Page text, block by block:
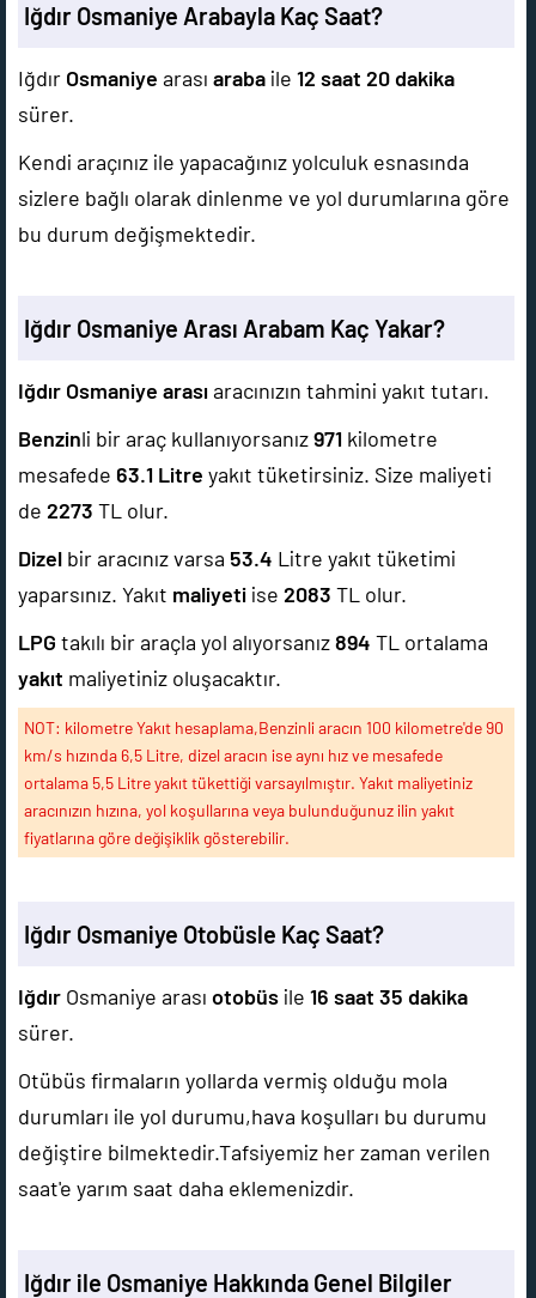
Iğdır Osmaniye Arabayla Kaç Saat?
Iğdır Osmaniye arası araba ile 12 saat 20 dakika
sürer.
Kendi araçınız ile yapacağınız yolculuk esnasında
sizlere bağlı olarak dinlenme ve yol durumlarına göre
bu durum değişmektedir.
Iğdır Osmaniye Arası Arabam Kaç Yakar?
Iğdır Osmaniye arasıaracınızın tahmini yakıt tutarı.
Benzinli bir araç kullanıyorsanız971 kilometre
mesafede 63.1 Litre yakıt tüketirsiniz. Size maliyeti
de 2273 TL olur.
Dizel bir aracınız varsa 53.4 Litre yakıt tüketimi
yaparsınız. Yakıt maliyeti ise 2083 TL olur.
LPG takılı bir araçla yol alıyorsanız894 TL ortalama
yakıt maliyetiniz oluşacaktır.
NOT: kilometre Yakıt hesaplama,Benzinli aracın 100 kilometre'de 90
km/s hızında 6,5 Litre, dizel aracın ise aynı hız ve mesafede
ortalama 5,5 Litre yakıt tükettiği varsayılmıştır. Yakıt maliyetiniz
aracınızın hızına, yol koşullarına veya bulunduğunuz ilin yakıt
fiyatlarına göre değişiklik gösterebilir.
Iğdır Osmaniye Otobüsle Kaç Saat?
Iğdır Osmaniye arası otobüs ile 16 saat 35 dakika
sürer.
Otübüs firmaların yollarda vermiş olduğu mola
durumları ile yol durumu,hava koşulları bu durumu
değiştire bilmektedir.Tafsiyemiz her zaman verilen
saat'e yarım saat daha eklemenizdir.
Iğdır ile Osmaniye Hakkında Genel Bilgiler